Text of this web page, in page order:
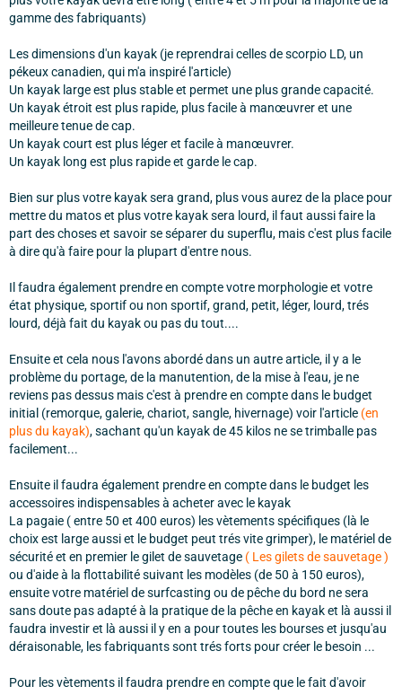
gamme des fabriquants)
Les dimensions d'un kayak (je reprendrai celles de scorpio LD, un
pékeux canadien, qui m'a inspiré l'article)
Un kayak large est plus stable et permet une plus grande capacité.
Un kayak étroit est plus rapide, plus facile à manœuvrer et une
meilleure tenue de cap.
Un kayak court est plus léger et facile à manœuvrer.
Un kayak long est plus rapide et garde le cap.
Bien sur plus votre kayak sera grand, plus vous aurez de la place pour
mettre du matos et plus votre kayak sera lourd, il faut aussi faire la
part des choses et savoir se séparer du superflu, mais c'est plus facile
à dire qu'à faire pour la plupart d'entre nous.
Il faudra également prendre en compte votre morphologie et votre
état physique, sportif ou non sportif, grand, petit, léger, lourd, trés
lourd, déjà fait du kayak ou pas du tout....
Ensuite et cela nous l'avons abordé dans un autre article, il y a le
problème du portage, de la manutention, de la mise à l'eau, je ne
reviens pas dessus mais c'est à prendre en compte dans le budget
initial (remorque, galerie, chariot, sangle, hivernage) voir l'article (en
plus du kayak), sachant qu'un kayak de 45 kilos ne se trimballe pas
facilement...
Ensuite il faudra également prendre en compte dans le budget les
accessoires indispensables à acheter avec le kayak
La pagaie ( entre 50 et 400 euros) les vètements spécifiques (là le
choix est large aussi et le budget peut trés vite grimper), le matériel de
sécurité et en premier le gilet de sauvetage ( Les gilets de sauvetage)
ou d'aide à la flottabilité suivant les modèles (de 50 à 150 euros),
ensuite votre matériel de surfcasting ou de pêche du bord ne sera
sans doute pas adapté à la pratique de la pêche en kayak et là aussi il
faudra investir et là aussi il y en a pour toutes les bourses et jusqu'au
déraisonable, les fabriquants sont trés forts pour créer le besoin ...
Pour les vètements il faudra prendre en compte que le fait d'avoir